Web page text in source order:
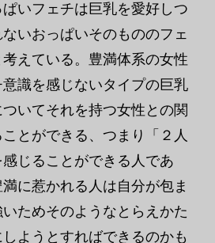
いフェチは巨乳を愛好しつ
いおっぱいそのもののフェ
えている。豊満体系の女性
識を感じないタイプの巨乳
いてそれを持つ女性との関
とができる、つまり「２人
じることができる人であ
に惹かれる人は自分が包ま
ためそのようなとらえかた
ようとすればできるのかも